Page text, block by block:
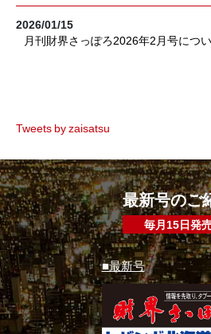
2026/01/15
月刊財界さっぽろ2026年2月号につ
Tweets by zaisatsu
最新号のご
毎月15日発
■最新号